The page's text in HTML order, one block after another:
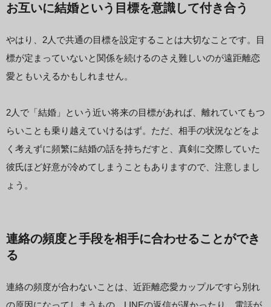
お互いに結婚という目標を意識して付き合う
やはり、2人で共通の目標を設定することは大切なことです。目
標が定まっていないと関係を続けるのさえ難しいのが遠距離恋
愛ともいえるかもしれません。
2人で「結婚」という近い将来の目標があれば、離れていてもつ
らいことも乗り越えていけるはず。ただ、相手の状況などをよ
く考えずに頻繁に結婚の話を持ちだすと、真剣に交際していた
彼氏ほど好意が冷めてしまうこともありますので、注意しまし
ょう。
連絡の頻度と手段を相手に合わせることができ
る
連絡の頻度が合わないことは、近距離恋愛カップルですら別れ